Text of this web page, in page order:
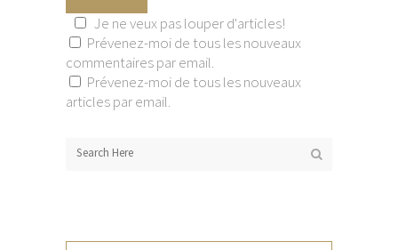
Je ne veux pas louper d'articles!
Prévenez-moi de tous les nouveaux
commentaires par email.
Prévenez-moi de tous les nouveaux
articles par email.